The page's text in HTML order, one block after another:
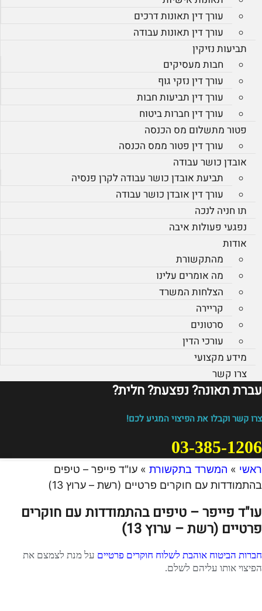
עורך דין תאונות דרכים
עורך דין תאונות עבודה
תביעות נזיקין
חבות מעסיקים
עורך דין נזקי גוף
עורך דין תביעות חבות
עורך דין חברות ביטוח
פטור מתשלום מס הכנסה
עורך דין פטור ממס הכנסה
אובדן כושר עבודה
תביעת אובדן כושר עבודה לקרן פנסיה
עורך דין אובדן כושר עבודה
תו חניה לנכה
נפגעי פעולות איבה
אודות
מהתקשורת
מה אומרים עלינו
הצלחות המשרד
קריירה
סרטונים
עורכי הדין
מידע מקצועי
צרו קשר
עברת תאונה? נפצעת? חלית?​
צרו קשר וקבלו את הפיצוי המגיע לכם!
03-385-1206
ראשי » המשרד בתקשורת » עו"ד פייפר – טיפים
בהתמודדות עם חוקרים פרטיים (רשת – ערוץ 13)
עו"ד פייפר – טיפים בהתמודדות עם חוקרים
פרטיים (רשת – ערוץ 13)
חברות הביטוח אוהבת לשלוח חוקרים פרטיים על מנת לצמצם את
הפיצוי אותו עליהם לשלם.